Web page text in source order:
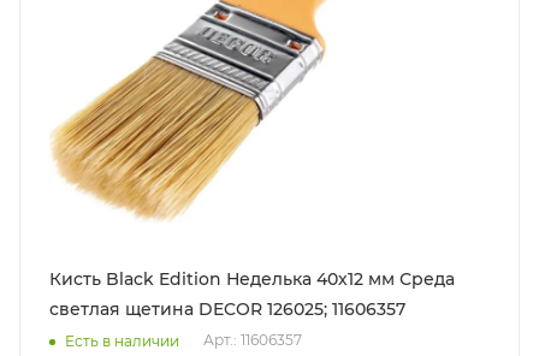
Кисть Black Edition Неделька 40х12 мм Среда
светлая щетина DECOR 126025; 11606357
Есть в наличии Арт.: 11606357